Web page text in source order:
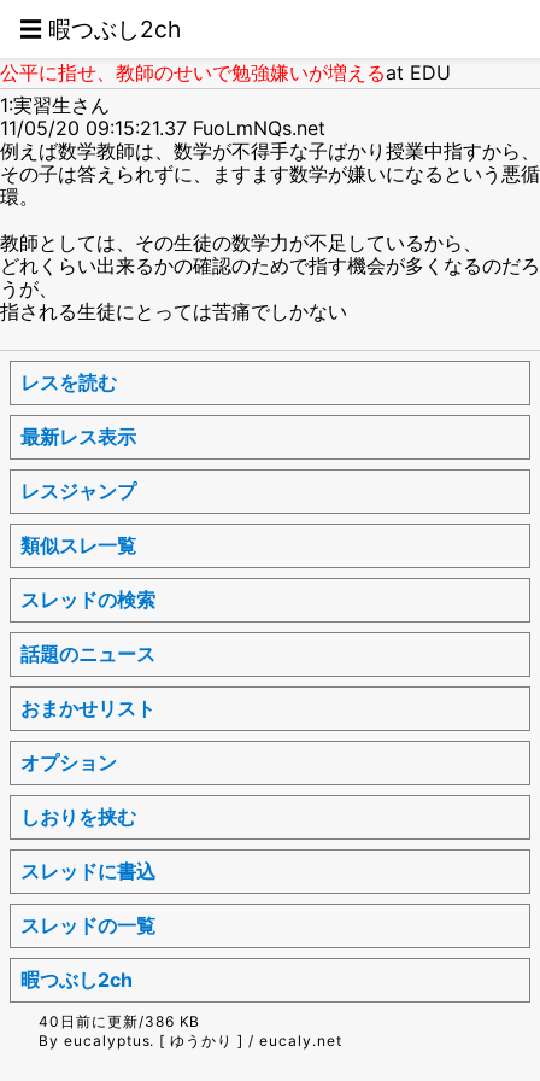
☰ 暇つぶし2ch
公平に指せ、教師のせいで勉強嫌いが増えるat EDU
1:実習生さん
11/05/20 09:15:21.37 FuoLmNQs.net
例えば数学教師は、数学が不得手な子ばかり授業中指すから、
その子は答えられずに、ますます数学が嫌いになるという悪循
環。
教師としては、その生徒の数学力が不足しているから、
どれくらい出来るかの確認のためで指す機会が多くなるのだろ
うが、
指される生徒にとっては苦痛でしかない
レスを読む
最新レス表示
レスジャンプ
類似スレ一覧
スレッドの検索
話題のニュース
おまかせリスト
オプション
しおりを挟む
スレッドに書込
スレッドの一覧
暇つぶし2ch
40日前に更新/386 KB
By eucalyptus. [ ゆうかり ] / eucaly.net